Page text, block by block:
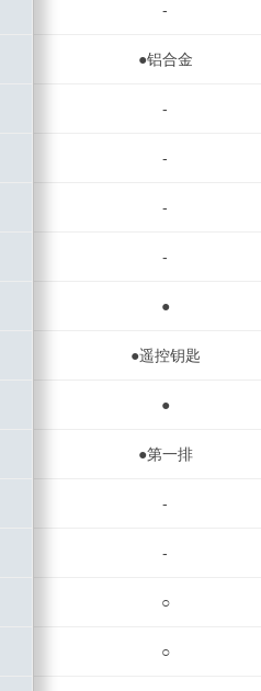
-
●铝合金
-
-
-
-
●
●遥控钥匙
●
●第一排
-
-
○
○